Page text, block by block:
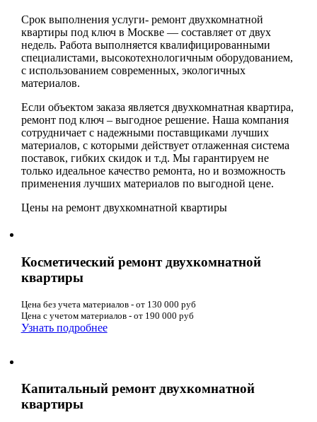
Срок выполнения услуги- ремонт двухкомнатной
квартиры под ключ в Москве — составляет от двух
недель. Работа выполняется квалифицированными
специалистами, высокотехнологичным оборудованием,
с использованием современных, экологичных
материалов.
Если объектом заказа является двухкомнатная квартира,
ремонт под ключ – выгодное решение. Наша компания
сотрудничает с надежными поставщиками лучших
материалов, с которыми действует отлаженная система
поставок, гибких скидок и т.д. Мы гарантируем не
только идеальное качество ремонта, но и возможность
применения лучших материалов по выгодной цене.
Цены на ремонт двухкомнатной квартиры
Косметический ремонт двухкомнатной
квартиры
Цена без учета материалов - от 130 000 руб
Цена с учетом материалов - от 190 000 руб
Узнать подробнее
Капитальный ремонт двухкомнатной
квартиры